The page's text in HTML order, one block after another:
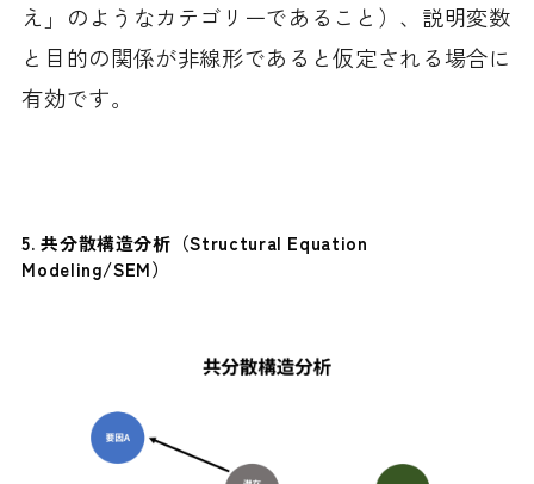
え」のようなカテゴリーであること）、説明変数
と目的の関係が非線形であると仮定される場合に
有効です。
5.共分散構造分析（Structural Equation
Modeling/SEM）